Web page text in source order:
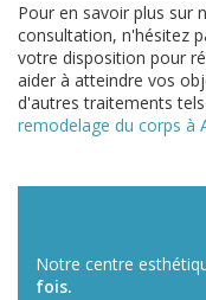
Pour en savoir plus sur
consultation, n'hésitez
votre disposition pour
aider à atteindre vos
d'autres traitements
remodelage du corps à
Notre centre
fois.